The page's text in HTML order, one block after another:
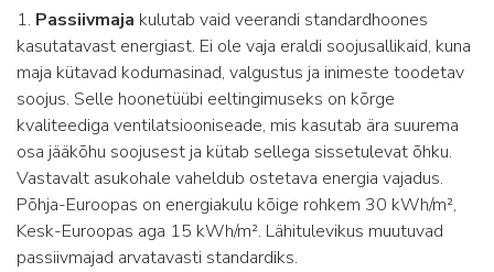
1. Passiivmaja kulutab vaid veerandi standardhoones
kasutatavast energiast. Ei ole vaja eraldi soojusallikaid, kuna
maja kütavad kodumasinad, valgustus ja inimeste toodetav
soojus. Selle hoonetüübi eeltingimuseks on kõrge
kvaliteediga ventilatsiooniseade, mis kasutab ära suurema
osa jääkõhu soojusest ja kütab sellega sissetulevat õhku.
Vastavalt asukohale vaheldub ostetava energia vajadus.
Põhja-Euroopas on energiakulu kõige rohkem 30 kWh/m²,
Kesk-Euroopas aga 15 kWh/m². Lähitulevikus muutuvad
passiivmajad arvatavasti standardiks.